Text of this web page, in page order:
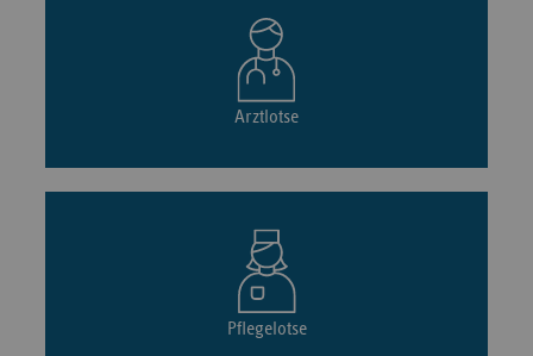
Arztlotse
Pflegelotse